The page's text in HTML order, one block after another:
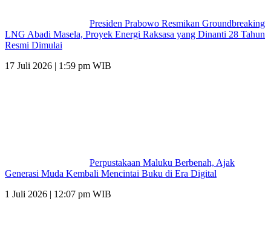
Presiden Prabowo Resmikan Groundbreaking
LNG Abadi Masela, Proyek Energi Raksasa yang Dinanti 28 Tahun
Resmi Dimulai
17 Juli 2026 | 1:59 pm WIB
Perpustakaan Maluku Berbenah, Ajak
Generasi Muda Kembali Mencintai Buku di Era Digital
1 Juli 2026 | 12:07 pm WIB